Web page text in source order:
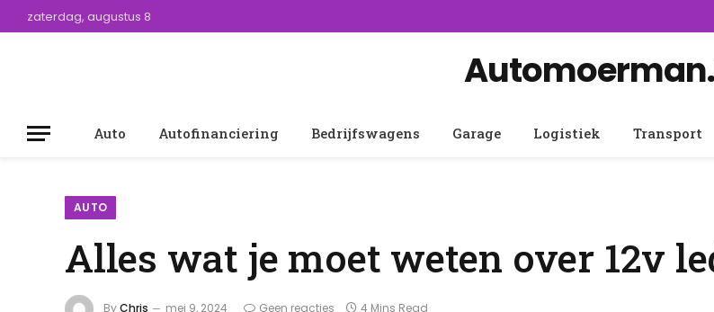
zaterdag, augustus 8
Auto Autofinanciering Bedrijfswagens Garage Logistiek Transport
AUTO
Alles wat je moet weten over 12v
ByChris mei 9, 2024 Geen reacties 4 Mins Read